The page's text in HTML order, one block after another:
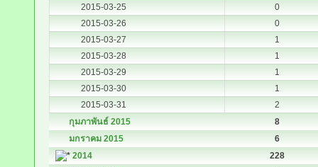
2015-03-25
0
2015-03-26
0
2015-03-27
1
2015-03-28
1
2015-03-29
1
2015-03-30
1
2015-03-31
2
กุมภาพันธ์ 2015
8
มกราคม 2015
6
2014
228